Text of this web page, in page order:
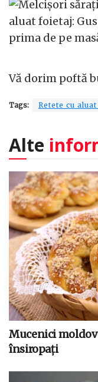
Vă dorim poftă
Tags: Retete cu
Alte
Mucenici
însiropați